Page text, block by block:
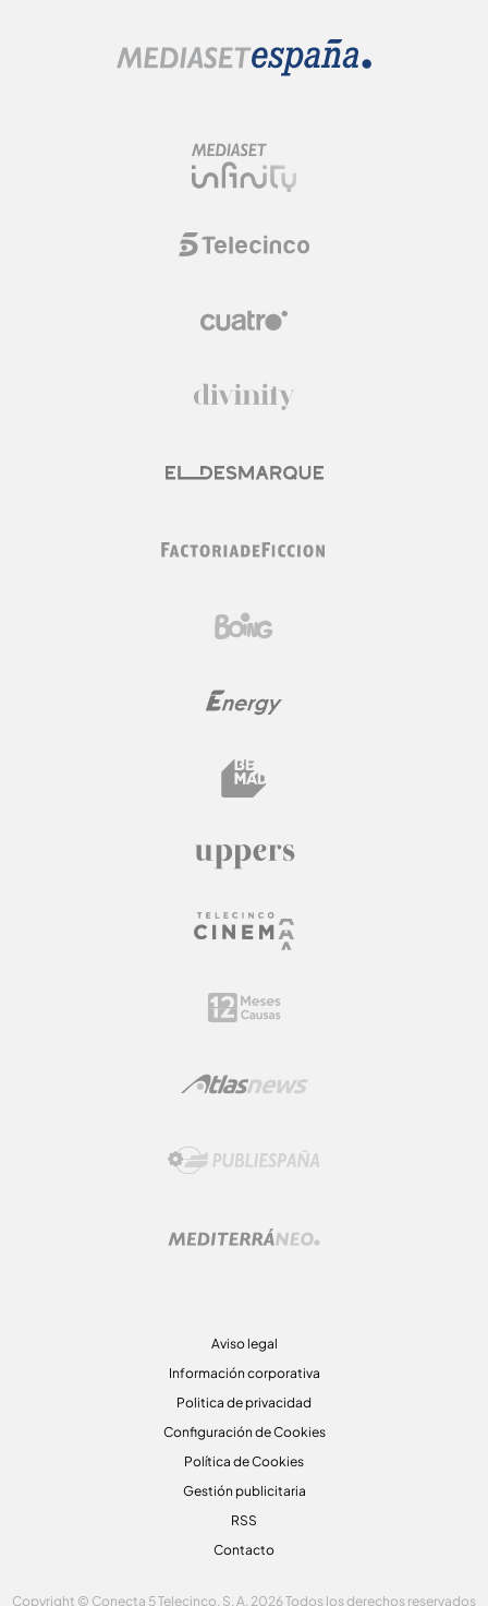
Aviso legal
Información corporativa
Politica de privacidad
Configuración de Cookies
Política de Cookies
Gestión publicitaria
RSS
Contacto
Copyright © Conecta 5 Telecinco, S. A. 2026 Todos los derechos reservados